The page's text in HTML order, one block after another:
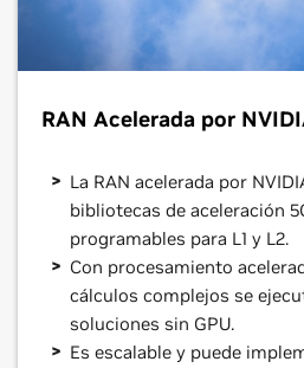
RAN Acelerada por
La RAN acelerada por
bibliotecas de aceleración
programables para L1 y L2.
Con procesamiento
cálculos complejos se
soluciones sin GPU.
Es escalable y puede